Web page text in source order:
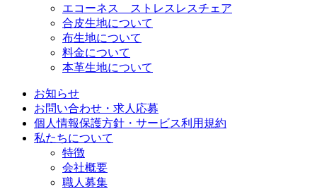
エコーネス ストレスレスチェア
合皮生地について
布生地について
料金について
本革生地について
お知らせ
お問い合わせ・求人応募
個人情報保護方針・サービス利用規約
私たちについて
特徴
会社概要
職人募集